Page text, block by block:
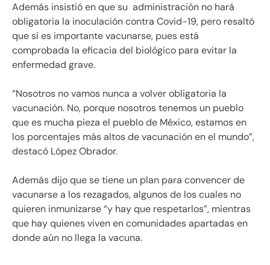
Además insistió en que su administración no hará
obligatoria la inoculación contra Covid-19, pero resaltó
que sí es importante vacunarse, pues está
comprobada la eficacia del biológico para evitar la
enfermedad grave.
“Nosotros no vamos nunca a volver obligatoria la
vacunación. No, porque nosotros tenemos un pueblo
que es mucha pieza el pueblo de México, estamos en
los porcentajes más altos de vacunación en el mundo”,
destacó López Obrador.
Además dijo que se tiene un plan para convencer de
vacunarse a los rezagados, algunos de los cuales no
quieren inmunizarse “y hay que respetarlos”, mientras
que hay quienes viven en comunidades apartadas en
donde aún no llega la vacuna.